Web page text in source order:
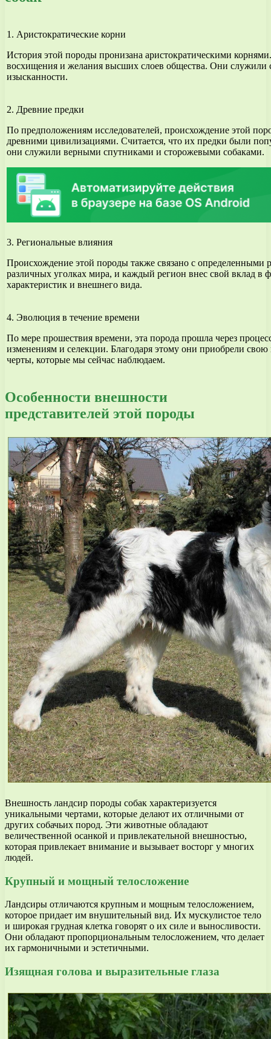
1. Аристократические корни
История этой породы пронизана аристократическими
восхищения и желания высших слоев общества. Они служили
изысканности.
2. Древние предки
По предположениям исследователей, происхождение этой
древними цивилизациями. Считается, что их предки были
они служили верными спутниками и сторожевыми собаками.
3. Региональные влияния
Происхождение этой породы также связано с
различных уголках мира, и каждый регион внес свой вклад в
характеристик и внешнего вида.
4. Эволюция в течение времени
По мере прошествия времени, эта порода прошла через
изменениям и селекции. Благодаря этому они приобрели
черты, которые мы сейчас наблюдаем.
Особенности внешности
представителей этой породы
Внешность ландсир породы собак характеризуется
уникальными чертами, которые делают их отличными от
других собачьих пород. Эти животные обладают
величественной осанкой и привлекательной внешностью,
которая привлекает внимание и вызывает восторг у многих
людей.
Крупный и мощный телосложение
Ландсиры отличаются крупным и мощным телосложением,
которое придает им внушительный вид. Их мускулистое тело
и широкая грудная клетка говорят о их силе и выносливости.
Они обладают пропорциональным телосложением, что делает
их гармоничными и эстетичными.
Изящная голова и выразительные глаза